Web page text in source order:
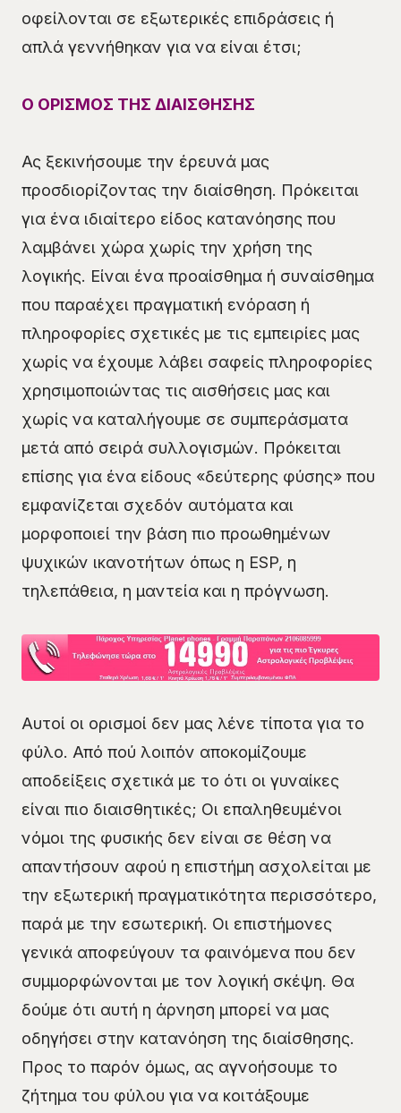
οφείλονται σε εξωτερικές επιδράσεις ή
απλά γεννήθηκαν για να είναι έτσι;
Ο ΟΡΙΣΜΟΣ ΤΗΣ ΔΙΑΙΣΘΗΣΗΣ
Ας ξεκινήσουμε την έρευνά μας
προσδιορίζοντας την διαίσθηση. Πρόκειται
για ένα ιδιαίτερο είδος κατανόησης που
λαμβάνει χώρα χωρίς την χρήση της
λογικής. Είναι ένα προαίσθημα ή συναίσθημα
που παραέχει πραγματική ενόραση ή
πληροφορίες σχετικές με τις εμπειρίες μας
χωρίς να έχουμε λάβει σαφείς πληροφορίες
χρησιμοποιώντας τις αισθήσεις μας και
χωρίς να καταλήγουμε σε συμπεράσματα
μετά από σειρά συλλογισμών. Πρόκειται
επίσης για ένα είδους «δεύτερης φύσης» που
εμφανίζεται σχεδόν αυτόματα και
μορφοποιεί την βάση πιο προωθημένων
ψυχικών ικανοτήτων όπως η ESP, η
τηλεπάθεια, η μαντεία και η πρόγνωση.
Αυτοί οι ορισμοί δεν μας λένε τίποτα για το
φύλο. Από πού λοιπόν αποκομίζουμε
αποδείξεις σχετικά με το ότι οι γυναίκες
είναι πιο διαισθητικές; Οι επαληθευμένοι
νόμοι της φυσικής δεν είναι σε θέση να
απαντήσουν αφού η επιστήμη ασχολείται με
την εξωτερική πραγματικότητα περισσότερο,
παρά με την εσωτερική. Οι επιστήμονες
γενικά αποφεύγουν τα φαινόμενα που δεν
συμμορφώνονται με τον λογική σκέψη. Θα
δούμε ότι αυτή η άρνηση μπορεί να μας
οδηγήσει στην κατανόηση της διαίσθησης.
Προς το παρόν όμως, ας αγνοήσουμε το
ζήτημα του φύλου για να κοιτάξουμε